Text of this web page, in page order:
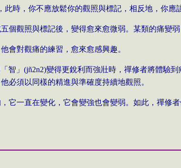
時，你不應放鬆你的觀照與標記，相反地，你應
個觀照與標記後，變得愈來愈微弱。某類的痛變
會對觀痛的練習，愈來愈感興趣。
智」(jñ2n2)變得更銳利而強壯時，禪修者將體驗
必須以同樣的精進與準確度持續地觀照。
它一直在變化，它會變強也會變弱。如此，禪修